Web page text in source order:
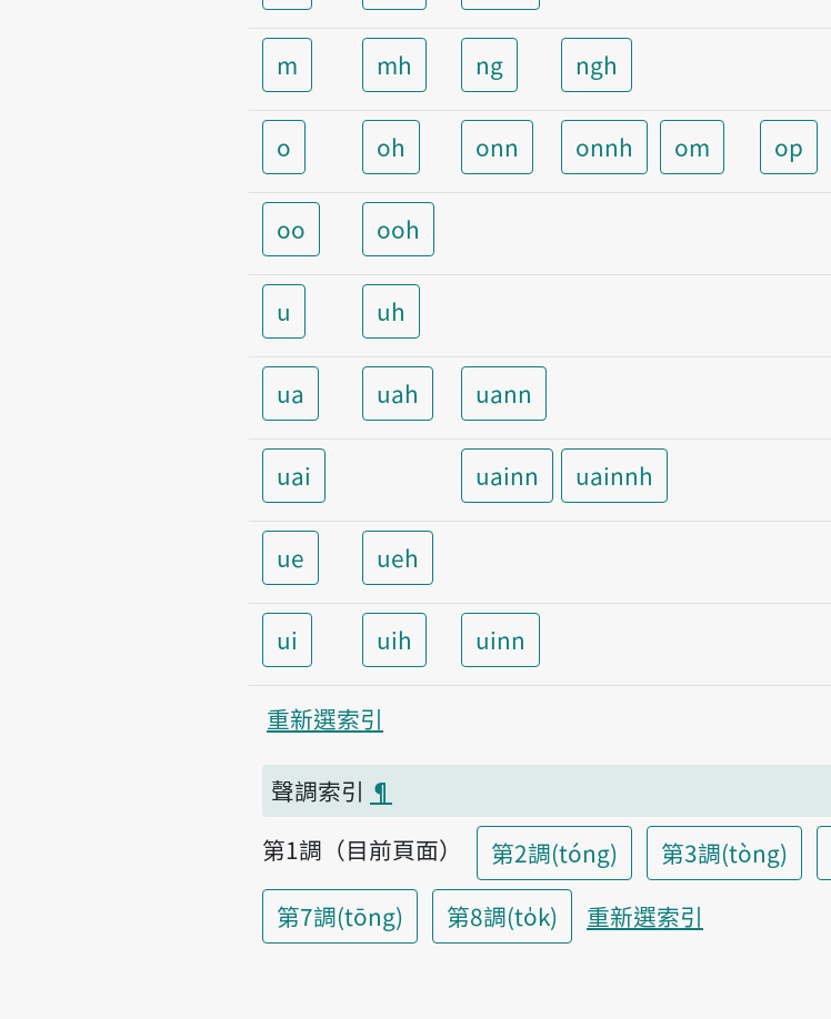
m mh ng ngh
o oh onn onnh om op
oo ooh
u uh
ua uah uann
uai uainn uainnh
ue ueh
ui uih uinn
重新選索引
聲調索引 ¶
第1調（目前頁面）
第2調(tóng) 第3調(tòng)
第7調(tōng)
第8調(to̍k) 重新選索引